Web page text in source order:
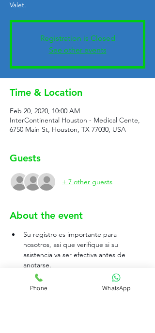
Valet.
Registration is Closed
See other events
Time & Location
Feb 20, 2020, 10:00 AM
InterContinental Houston - Medical Cente,
6750 Main St, Houston, TX 77030, USA
Guests
+ 7 other guests
About the event
Su registro es importante para
nosotros, asi que verifique si su
asistencia va ser efectiva antes de
anotarse.
Llegar a la Hora pautada.
El uniforme es el indicado en la pagina
Phone WhatsApp